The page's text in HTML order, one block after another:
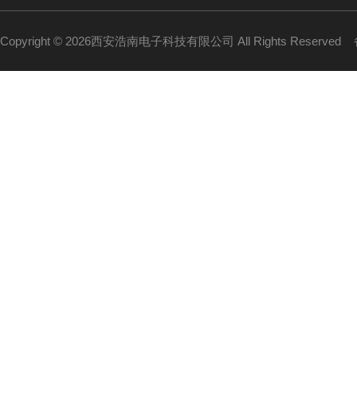
Copyright © 2026西安浩南电子科技有限公司 All Rights Reserved